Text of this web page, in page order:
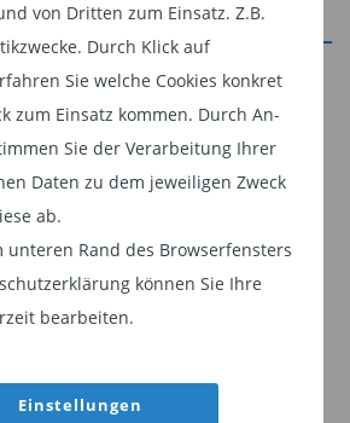
von Dritten zum Einsatz. Z.B.
Durch Klick auf
Sie welche Cookies konkret
zum Einsatz kommen. Durch An-
Sie der Verarbeitung Ihrer
Daten zu dem jeweiligen Zweck
ab.
unteren Rand des Browserfensters
können Sie Ihre
bearbeiten.
Einstellungen
wird der Erfolg dieser
von zwei neuen
dem E-Commerce und
darunter soziale
von der Hand weisen, dass die
sich nur langsam an
anpasst. Diese
zur Folge, dass die
einstelligen Bereich
weiterlesen
für professionelle Anleger
auf "Weiter" bestätigen
professioneller Anleger sind
zu.
Weiter